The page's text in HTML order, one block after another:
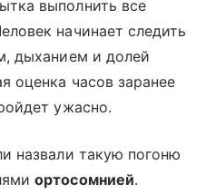
выполнить все
начинает следить
дыханием и долей
оценка часов заранее
ужасно.
назвали такую погоню
ортосомнией.